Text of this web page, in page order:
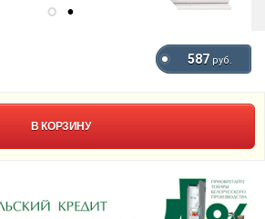
587 руб.
В КОРЗИНУ